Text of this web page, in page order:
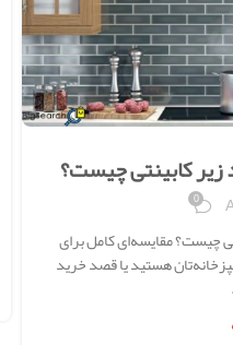
زیر کابینتی چیست؟
0
چیست؟ مقایسه‌ای کامل برای
هستید یا قصد خرید